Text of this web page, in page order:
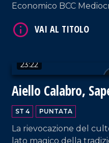
Economico BCC
svantaggi delle nuove
23:22
Aiello Calabro,
d'Autunno 2024:
tradizioni e fede
ST 4 PUNTATA
La rievocazione del
lato magico della
VAI AL TITOLO